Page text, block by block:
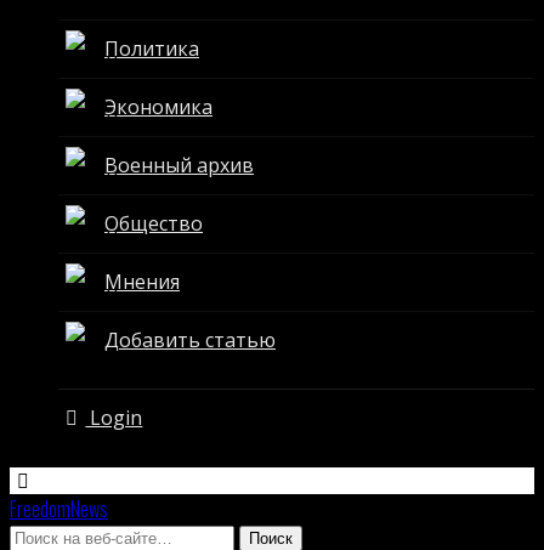
Политика
Экономика
Военный архив
Общество
Мнения
Добавить статью
Login
FreedomNews